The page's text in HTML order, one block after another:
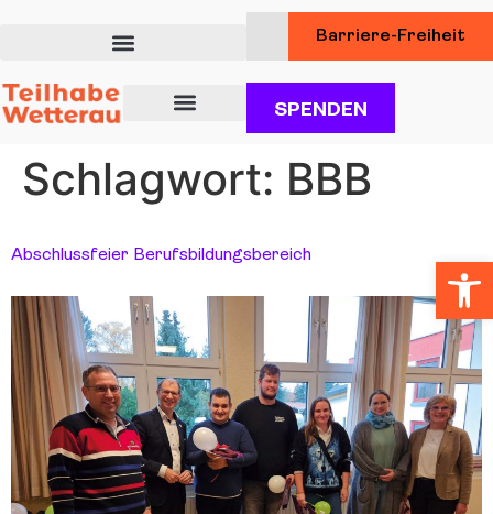
Barriere-Freiheit
SPENDEN
Schlagwort: BBB
Abschlussfeier Berufsbildungsbereich